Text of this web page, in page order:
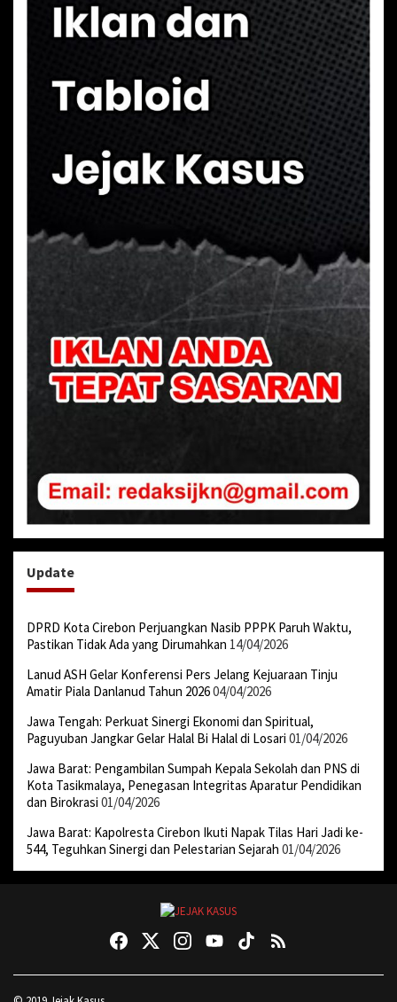
Update
DPRD Kota Cirebon Perjuangkan Nasib PPPK Paruh Waktu,
Pastikan Tidak Ada yang Dirumahkan 14/04/2026
Lanud ASH Gelar Konferensi Pers Jelang Kejuaraan Tinju
Amatir Piala Danlanud Tahun 202604/04/2026
Jawa Tengah: Perkuat Sinergi Ekonomi dan Spiritual,
Paguyuban Jangkar Gelar Halal Bi Halal di Losari 01/04/2026
Jawa Barat: Pengambilan Sumpah Kepala Sekolah dan PNS di
Kota Tasikmalaya, Penegasan Integritas Aparatur Pendidikan
dan Birokrasi 01/04/2026
Jawa Barat: Kapolresta Cirebon Ikuti Napak Tilas Hari Jadi ke-
544, Teguhkan Sinergi dan Pelestarian Sejarah 01/04/2026